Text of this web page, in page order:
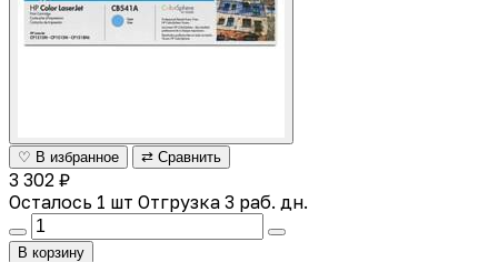
♡ В избранное ⇄ Сравнить
3 302 ₽
Осталось 1 шт Отгрузка 3 раб. дн.
В корзину